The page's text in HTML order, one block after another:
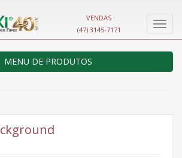
VENDAS
(47) 3145-7171
MENU DE PRODUTOS